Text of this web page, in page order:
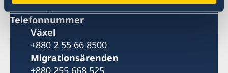
Bangladesh
Telefonnummer
Växel
+880 2 55 66 8500
Migrationsärenden